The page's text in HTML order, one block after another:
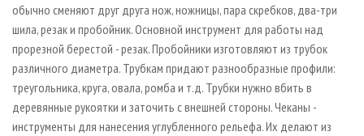
обычно сменяют друг друга нож, ножницы, пара скребков, два-три
шила, резак и пробойник. Основной инструмент для работы над
прорезной берестой - резак. Пробойники изготовляют из трубок
различного диаметра. Трубкам придают разнообразные профили:
треугольника, круга, овала, ромба и т. д. Трубки нужно вбить в
деревянные рукоятки и заточить с внешней стороны. Чеканы -
инструменты для нанесения углубленного рельефа. Их делают из